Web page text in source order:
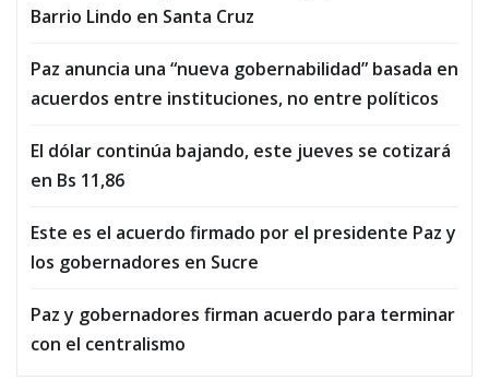
Barrio Lindo en Santa Cruz
Paz anuncia una “nueva gobernabilidad” basada en
acuerdos entre instituciones, no entre políticos
El dólar continúa bajando, este jueves se cotizará
en Bs 11,86
Este es el acuerdo firmado por el presidente Paz y
los gobernadores en Sucre
Paz y gobernadores firman acuerdo para terminar
con el centralismo